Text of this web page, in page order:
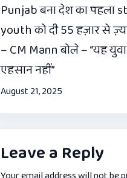
Punjab बना देश का पहला
youth को दी 55 हज़ार से
– CM Mann बोले – “यह
एहसान नहीं”
August 21, 2025
Leave a Reply